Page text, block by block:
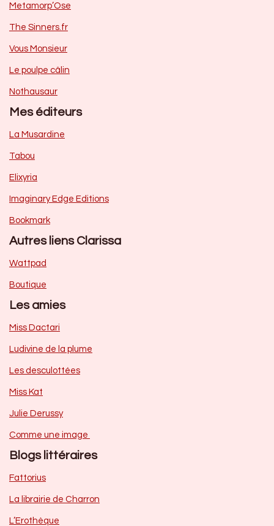
Metamorp’Ose
The Sinners.fr
Vous Monsieur
Le poulpe câlin
Nothausaur
Mes éditeurs
La Musardine
Tabou
Elixyria
Imaginary Edge Editions
Bookmark
Autres liens Clarissa
Wattpad
Boutique
Les amies
Miss Dactari
Ludivine de la plume
Les desculottées
Miss Kat
Julie Derussy
Comme une image
Blogs littéraires
Fattorius
La librairie de Charron
L’Erothèque